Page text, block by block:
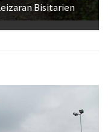
Bisitarien